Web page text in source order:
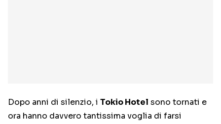
Dopo anni di silenzio, i Tokio Hotel sono tornati e
ora hanno davvero tantissima voglia di farsi